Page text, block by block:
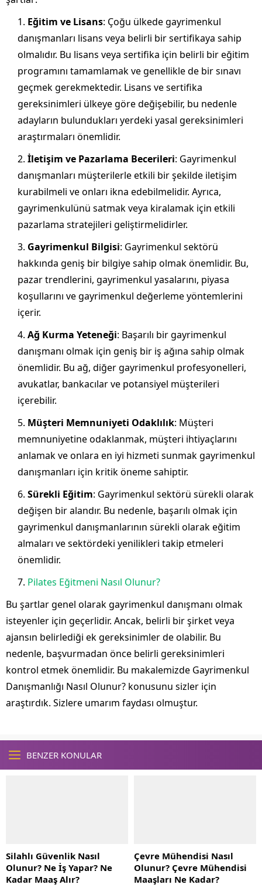
Eğitim ve Lisans: Çoğu ülkede gayrimenkul
danışmanları lisans veya belirli bir sertifikaya sahip
olmalıdır. Bu lisans veya sertifika için belirli bir eğitim
programını tamamlamak ve genellikle de bir sınavı
geçmek gerekmektedir. Lisans ve sertifika
gereksinimleri ülkeye göre değişebilir, bu nedenle
adayların bulundukları yerdeki yasal gereksinimleri
araştırmaları önemlidir.
İletişim ve Pazarlama Becerileri: Gayrimenkul
danışmanları müşterilerle etkili bir şekilde iletişim
kurabilmeli ve onları ikna edebilmelidir. Ayrıca,
gayrimenkulünü satmak veya kiralamak için etkili
pazarlama stratejileri geliştirmelidirler.
Gayrimenkul Bilgisi: Gayrimenkul sektörü
hakkında geniş bir bilgiye sahip olmak önemlidir. Bu,
pazar trendlerini, gayrimenkul yasalarını, piyasa
koşullarını ve gayrimenkul değerleme yöntemlerini
içerir.
Ağ Kurma Yeteneği: Başarılı bir gayrimenkul
danışmanı olmak için geniş bir iş ağına sahip olmak
önemlidir. Bu ağ, diğer gayrimenkul profesyonelleri,
avukatlar, bankacılar ve potansiyel müşterileri
içerebilir.
Müşteri Memnuniyeti Odaklılık: Müşteri
memnuniyetine odaklanmak, müşteri ihtiyaçlarını
anlamak ve onlara en iyi hizmeti sunmak gayrimenkul
danışmanları için kritik öneme sahiptir.
Sürekli Eğitim: Gayrimenkul sektörü sürekli olarak
değişen bir alandır. Bu nedenle, başarılı olmak için
gayrimenkul danışmanlarının sürekli olarak eğitim
almaları ve sektördeki yenilikleri takip etmeleri
önemlidir.
Pilates Eğitmeni Nasıl Olunur?
Bu şartlar genel olarak gayrimenkul danışmanı olmak
isteyenler için geçerlidir. Ancak, belirli bir şirket veya
ajansın belirlediği ek gereksinimler de olabilir. Bu
nedenle, başvurmadan önce belirli gereksinimleri
kontrol etmek önemlidir. Bu makalemizde Gayrimenkul
Danışmanlığı Nasıl Olunur? konusunu sizler için
araştırdık. Sizlere umarım faydası olmuştur.
BENZER KONULAR
Silahlı Güvenlik Nasıl
Olunur? Ne İş Yapar? Ne
Kadar Maaş Alır?
Çevre Mühendisi Nasıl
Olunur? Çevre Mühendisi
Maaşları Ne Kadar?